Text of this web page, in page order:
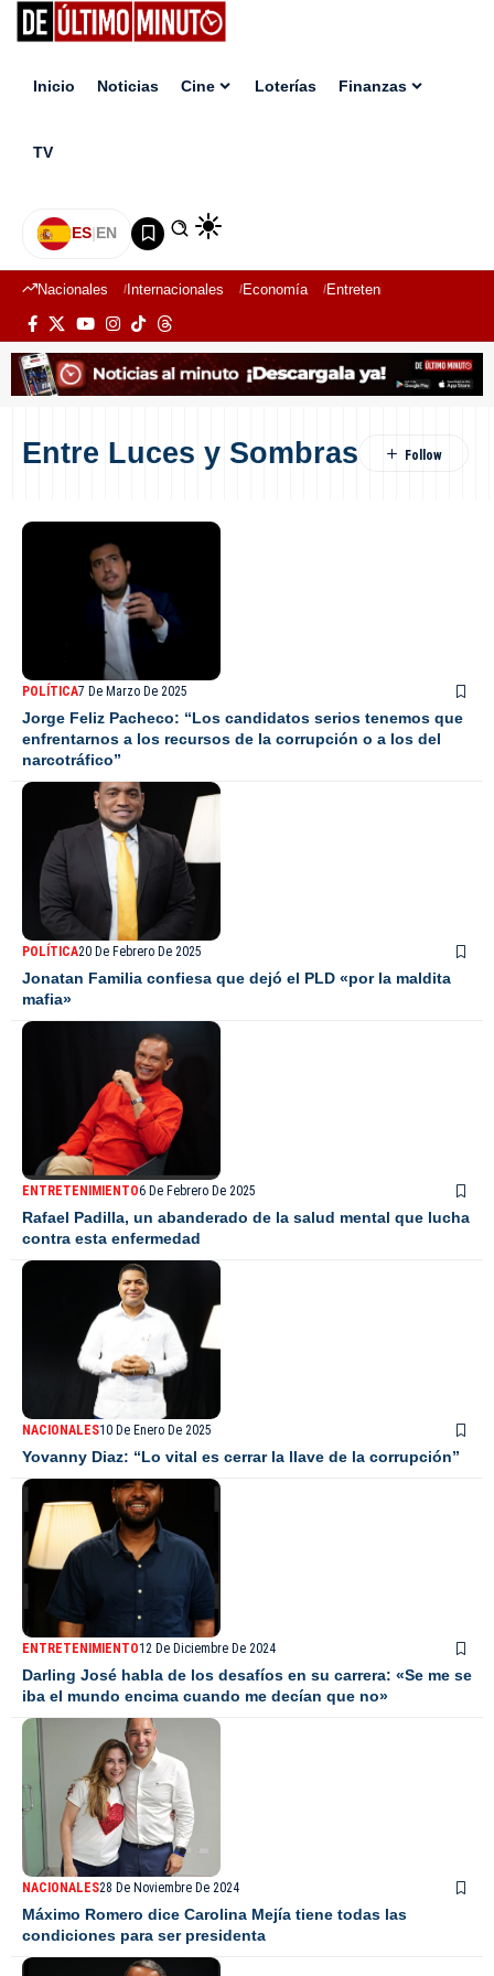
Inicio Noticias Cine Loterías Finanzas
TV
ES|EN
Nacionales Internacionales Economía Entretenimiento
Entre Luces y Sombras
POLÍTICA7 De Marzo De 2025
Jorge Feliz Pacheco: “Los candidatos serios tenemos que
enfrentarnos a los recursos de la corrupción o a los del
narcotráfico”
POLÍTICA20 De Febrero De 2025
Jonatan Familia confiesa que dejó el PLD «por la maldita
mafia»
ENTRETENIMIENTO6 De Febrero De 2025
Rafael Padilla, un abanderado de la salud mental que lucha
contra esta enfermedad
NACIONALES10 De Enero De 2025
Yovanny Diaz: “Lo vital es cerrar la llave de la corrupción”
ENTRETENIMIENTO12 De Diciembre De 2024
Darling José habla de los desafíos en su carrera: «Se me se
iba el mundo encima cuando me decían que no»
NACIONALES28 De Noviembre De 2024
Máximo Romero dice Carolina Mejía tiene todas las
condiciones para ser presidenta